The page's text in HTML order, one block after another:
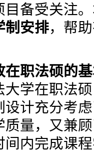
目备受关注
制安排，帮
在职法硕的
大学在职法
设计充分考
质量，又兼
间内完成课